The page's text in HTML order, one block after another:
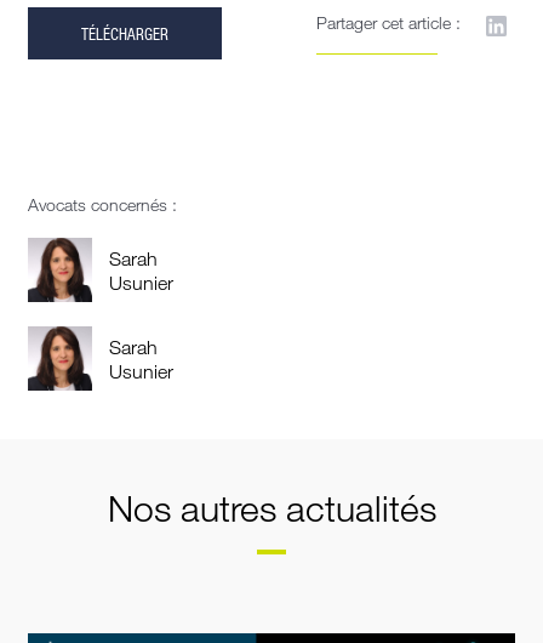
TÉLÉCHARGER
Partager cet article :
Avocats concernés :
Sarah
Usunier
Sarah
Usunier
Nos autres actualités